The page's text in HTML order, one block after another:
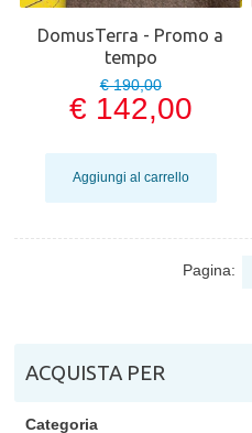
DomusTerra - Promo a
tempo
€ 190,00
€ 142,00
Aggiungi al carrello
Pagina:
ACQUISTA PER
Categoria